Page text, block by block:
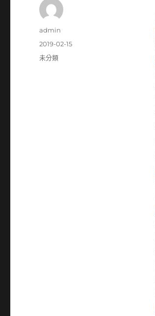
作
admin
發
佈
2019-02-15
分
未分類